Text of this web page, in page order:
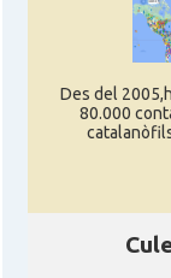
Consolat
Consolat
Des del
80.000